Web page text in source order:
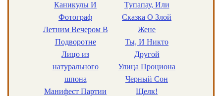
Каникулы И
Фотограф
Летним Вечером В
Подворотне
Лицо из
натурального
шпона
Манифест Партии
Тупапау, Или
Сказка О Злой
Жене
Ты, И Никто
Другой
Улица Проциона
Черный Сон
Щелк!